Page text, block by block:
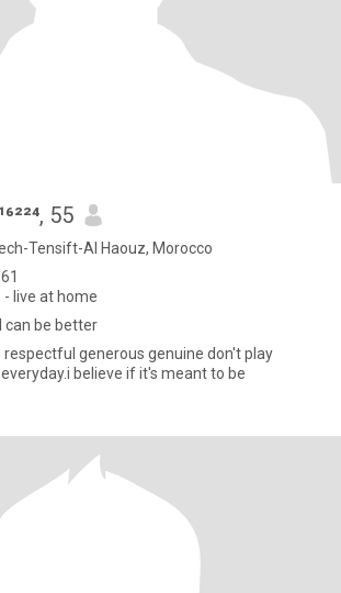
, 55
Tensift-Al Haouz, Morocco
- live at home
can be better
respectful generous genuine don't play
believe if it's meant to be